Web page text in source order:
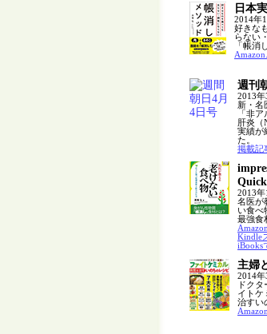
日本
2014年
好きな
らない
「帳消
週刊
2013
新・名
「非
肝炎（
実績が
た。
掲載記
2013年
名医が
い食べ
最強食
Kindle
iBooks
主婦
2014
ドク
イトケ
治すい